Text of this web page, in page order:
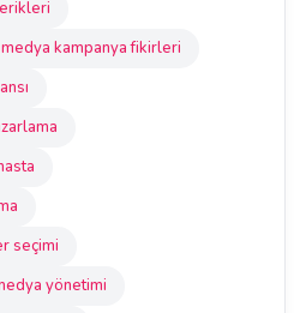
kampanya fikirleri
seçimi
yönetimi